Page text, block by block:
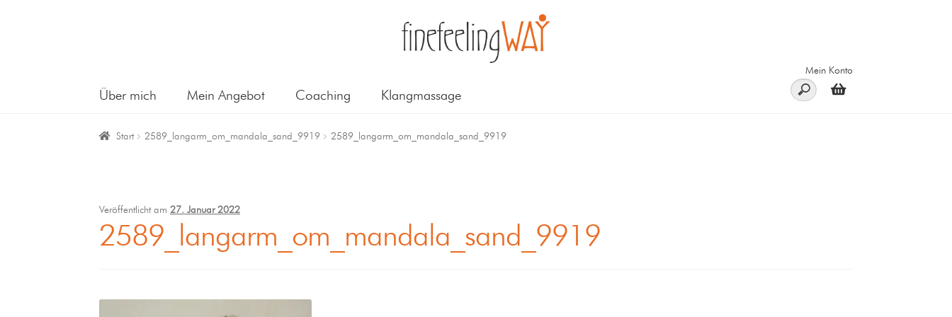
Über mich Mein Angebot Coaching Klangmassage
Mein Konto
Start 2589_langarm_om_mandala_sand_9919 2589_langarm_om_mandala_sand_9919
Veröffentlicht am27. Januar 2022
2589_langarm_om_mandala_sand_9919